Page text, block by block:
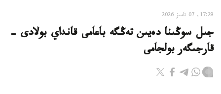
17:29, 07 تامىز 2026
جىل سوڭىنا دەيىن تەڭگە باعامى قانداي بولادى -
قارجىگەر بولجامى